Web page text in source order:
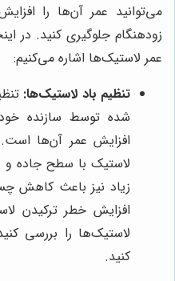
می‌توانید عمر آن‌ها را
زودهنگام جلوگیری کنید. در
عمر لاستیک‌ها اشاره می‌کنیم:
تنظیم باد لاستیک‌ها:
شده توسط سازنده
افزایش عمر آن‌ها
لاستیک با سطح جاده
زیاد نیز باعث کاهش
افزایش خطر ترکیدن
لاستیک‌ها را بررسی
کنید.